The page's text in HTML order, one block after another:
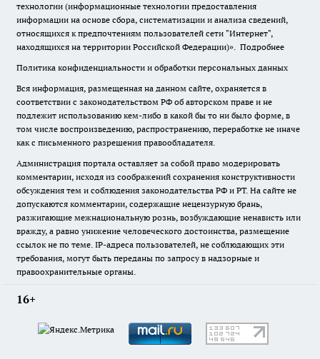
технологии (информационные технологии предоставления
информации на основе сбора, систематизации и анализа сведений,
относящихся к предпочтениям пользователей сети "Интернет",
находящихся на территории Российской Федерации)». Подробнее
Политика конфиденциальности и обработки персональных данных
Вся информация, размещенная на данном сайте, охраняется в
соответствии с законодательством РФ об авторском праве и не
подлежит использованию кем-либо в какой бы то ни было форме, в
том числе воспроизведению, распространению, переработке не иначе
как с письменного разрешения правообладателя.
Администрация портала оставляет за собой право модерировать
комментарии, исходя из соображений сохранения конструктивности
обсуждения тем и соблюдения законодательства РФ и РТ. На сайте не
допускаются комментарии, содержащие нецензурную брань,
разжигающие межнациональную рознь, возбуждающие ненависть или
вражду, а равно унижение человеческого достоинства, размещение
ссылок не по теме. IP-адреса пользователей, не соблюдающих эти
требования, могут быть переданы по запросу в надзорные и
правоохранительные органы.
16+